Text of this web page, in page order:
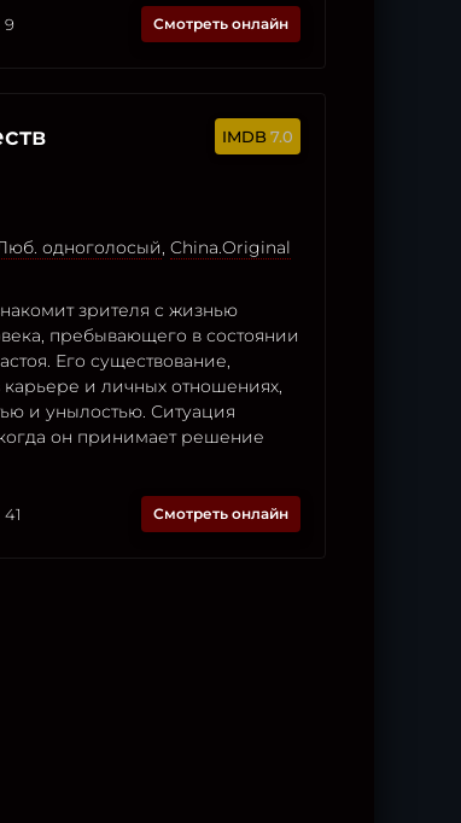
9 Смотреть онлайн
7.0
одноголосый, China.Original
зрителя с жизнью
пребывающего в состоянии
Его существование,
и личных отношениях,
и унылостью. Ситуация
он принимает решение
41 Смотреть онлайн